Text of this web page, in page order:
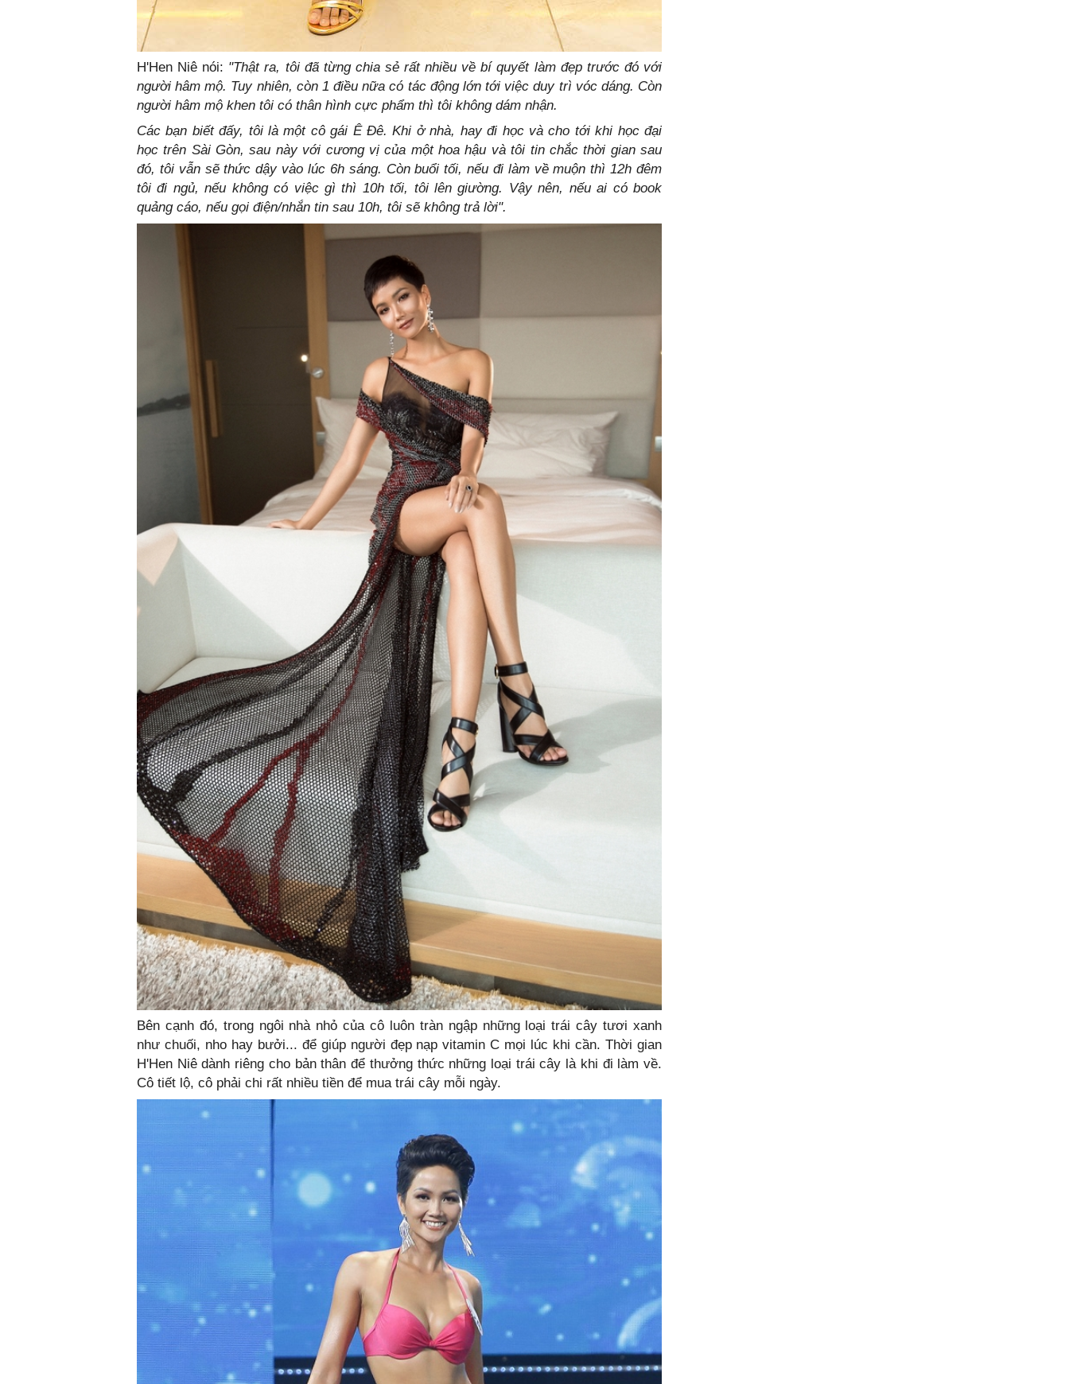
H'Hen Niê nói: "Thật ra, tôi đã từng chia sẻ rất nhiều về bí quyết làm đẹp trước đó với
người hâm mộ. Tuy nhiên, còn 1 điều nữa có tác động lớn tới việc duy trì vóc dáng. Còn
người hâm mộ khen tôi có thân hình cực phẩm thì tôi không dám nhận.
Các bạn biết đấy, tôi là một cô gái Ê Đê. Khi ở nhà, hay đi học và cho tới khi học đại
học trên Sài Gòn, sau này với cương vị của một hoa hậu và tôi tin chắc thời gian sau
đó, tôi vẫn sẽ thức dậy vào lúc 6h sáng. Còn buổi tối, nếu đi làm về muộn thì 12h đêm
tôi đi ngủ, nếu không có việc gì thì 10h tối, tôi lên giường. Vậy nên, nếu ai có book
quảng cáo, nếu gọi điện/nhắn tin sau 10h, tôi sẽ không trả lời".
Bên cạnh đó, trong ngôi nhà nhỏ của cô luôn tràn ngập những loại trái cây tươi xanh
như chuối, nho hay bưởi... để giúp người đẹp nạp vitamin C mọi lúc khi cần. Thời gian
H'Hen Niê dành riêng cho bản thân để thưởng thức những loại trái cây là khi đi làm về.
Cô tiết lộ, cô phải chi rất nhiều tiền để mua trái cây mỗi ngày.